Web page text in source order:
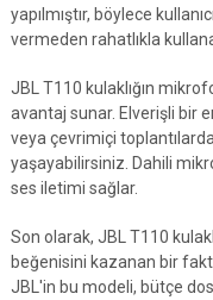
yapılmıştır, böylece
vermeden rahatlıkla
JBL T110 kulaklığın
avantaj sunar. Elverişli bir
veya çevrimiçi
yaşayabilirsiniz. Dahili
ses iletimi sağlar.
Son olarak, JBL T110
beğenisini kazanan bir
JBL'in bu modeli, bütçe